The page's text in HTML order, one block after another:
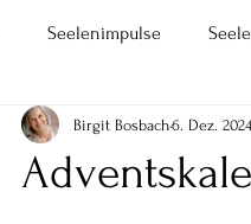
Seelenimpulse
Birgit Bosbach6. Dez. 2024